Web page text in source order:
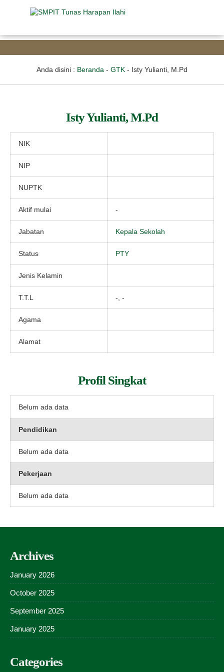
Anda disini : Beranda - GTK - Isty Yulianti, M.Pd
Isty Yulianti, M.Pd
NIK
NIP
NUPTK
Aktif mulai -
Jabatan Kepala Sekolah
Status PTY
Jenis Kelamin
T.T.L -, -
Agama
Alamat
Profil Singkat
Belum ada data
Pendidikan
Belum ada data
Pekerjaan
Belum ada data
Archives
January 2026
October 2025
September 2025
January 2025
Categories